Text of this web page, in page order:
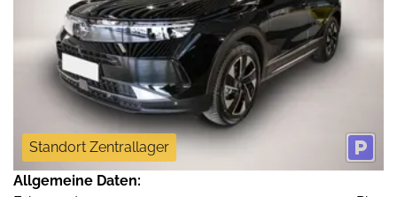
Standort Zentrallager
Allgemeine Daten: